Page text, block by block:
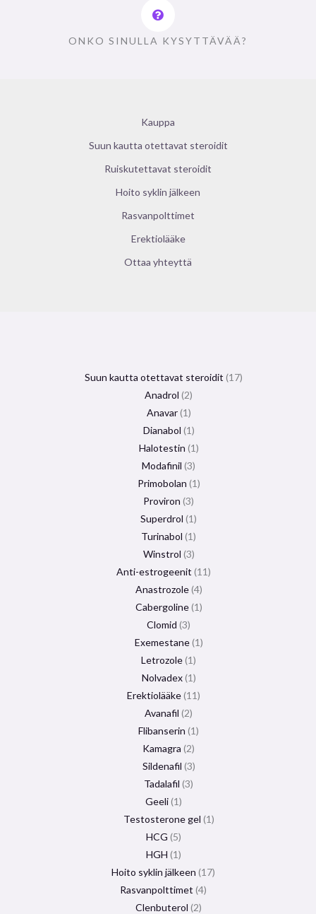
ONKO SINULLA KYSYTTÄVÄÄ?
Kauppa
Suun kautta otettavat steroidit
Ruiskutettavat steroidit
Hoito syklin jälkeen
Rasvanpolttimet
Erektiolääke
Ottaa yhteyttä
Suun kautta otettavat steroidit 17
Anadrol 2
Anavar 1
Dianabol 1
Halotestin 1
Modafinil 3
Primobolan 1
Proviron 3
Superdrol 1
Turinabol 1
Winstrol 3
Anti-estrogeenit 11
Anastrozole 4
Cabergoline 1
Clomid 3
Exemestane 1
Letrozole 1
Nolvadex 1
Erektiolääke 11
Avanafil 2
Flibanserin 1
Kamagra 2
Sildenafil 3
Tadalafil 3
Geeli 1
Testosterone gel 1
HCG 5
HGH 1
Hoito syklin jälkeen 17
Rasvanpolttimet 4
Clenbuterol 2